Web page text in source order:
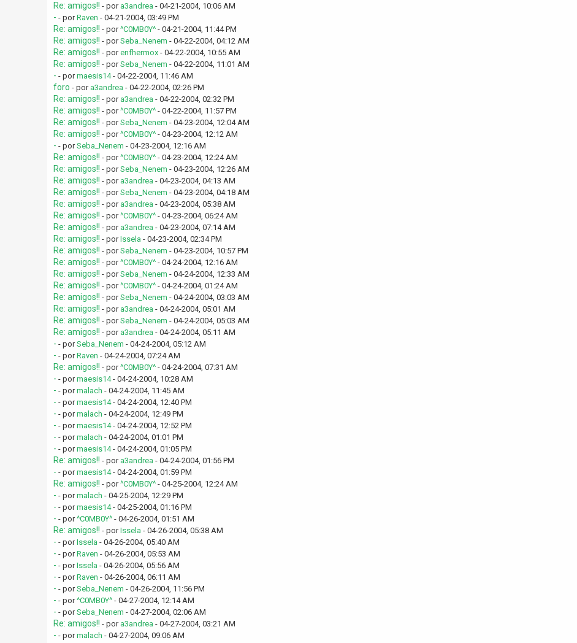
Re: amigos!! - por a3andrea - 04-21-2004, 10:06 AM
- - porRaven - 04-21-2004, 03:49 PM
Re: amigos!! - por^C0MB0Y^- 04-21-2004, 11:44 PM
Re: amigos!! - porSeba_Nenem - 04-22-2004, 04:12 AM
Re: amigos!! - porenfhermox- 04-22-2004, 10:55 AM
Re: amigos!! - porSeba_Nenem - 04-22-2004, 11:01 AM
- - pormaesis14- 04-22-2004, 11:46 AM
foro - por a3andrea - 04-22-2004, 02:26 PM
Re: amigos!! - por a3andrea - 04-22-2004, 02:32 PM
Re: amigos!! - por^C0MB0Y^- 04-22-2004, 11:57 PM
Re: amigos!! - porSeba_Nenem - 04-23-2004, 12:04 AM
Re: amigos!! - por^C0MB0Y^- 04-23-2004, 12:12 AM
- - porSeba_Nenem - 04-23-2004, 12:16 AM
Re: amigos!! - por^C0MB0Y^- 04-23-2004, 12:24 AM
Re: amigos!! - porSeba_Nenem - 04-23-2004, 12:26 AM
Re: amigos!! - por a3andrea - 04-23-2004, 04:13 AM
Re: amigos!! - porSeba_Nenem - 04-23-2004, 04:18 AM
Re: amigos!! - por a3andrea - 04-23-2004, 05:38 AM
Re: amigos!! - por^C0MB0Y^- 04-23-2004, 06:24 AM
Re: amigos!! - por a3andrea - 04-23-2004, 07:14 AM
Re: amigos!! - porIssela - 04-23-2004, 02:34 PM
Re: amigos!! - porSeba_Nenem - 04-23-2004, 10:57 PM
Re: amigos!! - por^C0MB0Y^- 04-24-2004, 12:16 AM
Re: amigos!! - porSeba_Nenem - 04-24-2004, 12:33 AM
Re: amigos!! - por^C0MB0Y^- 04-24-2004, 01:24 AM
Re: amigos!! - porSeba_Nenem - 04-24-2004, 03:03 AM
Re: amigos!! - por a3andrea - 04-24-2004, 05:01 AM
Re: amigos!! - porSeba_Nenem - 04-24-2004, 05:03 AM
Re: amigos!! - por a3andrea - 04-24-2004, 05:11 AM
- - porSeba_Nenem - 04-24-2004, 05:12 AM
- - porRaven - 04-24-2004, 07:24 AM
Re: amigos!! - por^C0MB0Y^- 04-24-2004, 07:31 AM
- - pormaesis14- 04-24-2004, 10:28 AM
- - pormalach - 04-24-2004, 11:45 AM
- - pormaesis14- 04-24-2004, 12:40 PM
- - pormalach - 04-24-2004, 12:49 PM
- - pormaesis14- 04-24-2004, 12:52 PM
- - pormalach - 04-24-2004, 01:01 PM
- - pormaesis14- 04-24-2004, 01:05 PM
Re: amigos!! - por a3andrea - 04-24-2004, 01:56 PM
- - pormaesis14- 04-24-2004, 01:59 PM
Re: amigos!! - por^C0MB0Y^- 04-25-2004, 12:24 AM
- - pormalach - 04-25-2004, 12:29 PM
- - pormaesis14- 04-25-2004, 01:16 PM
- - por^C0MB0Y^- 04-26-2004, 01:51 AM
Re: amigos!! - porIssela - 04-26-2004, 05:38 AM
- - porIssela - 04-26-2004, 05:40 AM
- - porRaven - 04-26-2004, 05:53 AM
- - porIssela - 04-26-2004, 05:56 AM
- - porRaven - 04-26-2004, 06:11 AM
- - porSeba_Nenem - 04-26-2004, 11:56 PM
- - por^C0MB0Y^- 04-27-2004, 12:14 AM
- - porSeba_Nenem - 04-27-2004, 02:06 AM
Re: amigos!! - por a3andrea - 04-27-2004, 03:21 AM
- - pormalach - 04-27-2004, 09:06 AM